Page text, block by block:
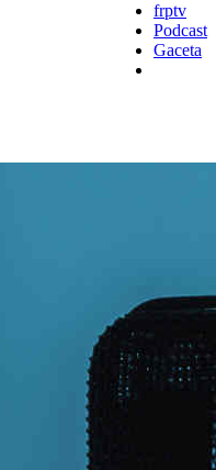
frptv
Podcast
Gaceta